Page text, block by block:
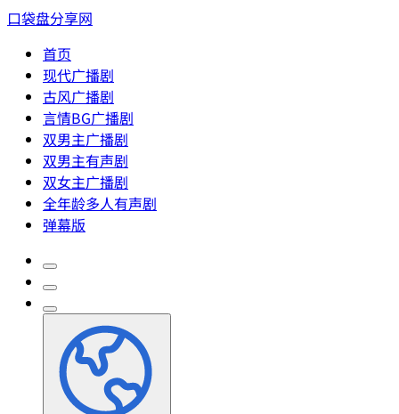
口袋盘分享网
首页
现代广播剧
古风广播剧
言情BG广播剧
双男主广播剧
双男主有声剧
双女主广播剧
全年龄多人有声剧
弹幕版